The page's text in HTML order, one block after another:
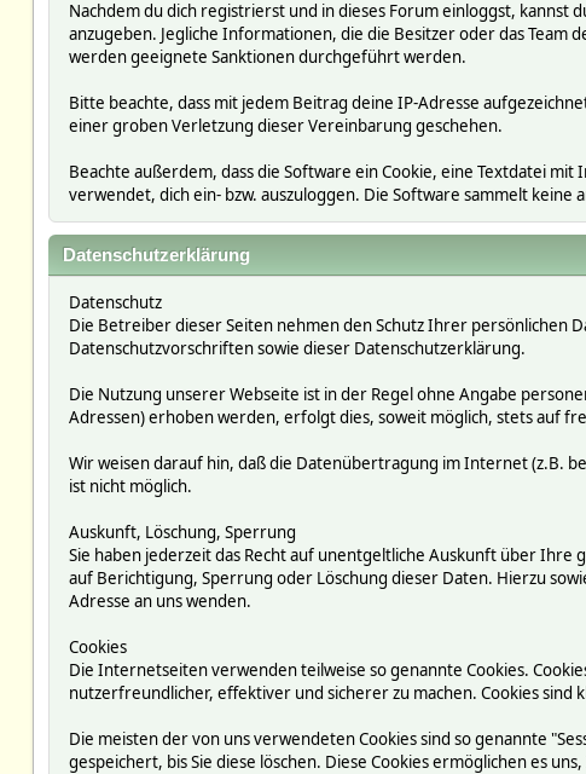
Nachdem du dich registrierst und in dieses Forum einloggst,
anzugeben. Jegliche Informationen, die die Besitzer oder das
werden geeignete Sanktionen durchgeführt werden.
Bitte beachte, dass mit jedem Beitrag deine IP-Adresse
einer groben Verletzung dieser Vereinbarung geschehen.
Beachte außerdem, dass die Software ein Cookie, eine Textdatei
verwendet, dich ein- bzw. auszuloggen. Die Software sammelt
Datenschutzerklärung
Datenschutz
Die Betreiber dieser Seiten nehmen den Schutz Ihrer persönlichen
Datenschutzvorschriften sowie dieser Datenschutzerklärung.
Die Nutzung unserer Webseite ist in der Regel ohne Angabe
Adressen) erhoben werden, erfolgt dies, soweit möglich, stets auf
Wir weisen darauf hin, daß die Datenübertragung im Internet (z.B.
ist nicht möglich.
Auskunft, Löschung, Sperrung
Sie haben jederzeit das Recht auf unentgeltliche Auskunft über
auf Berichtigung, Sperrung oder Löschung dieser Daten. Hierzu
Adresse an uns wenden.
Cookies
Die Internetseiten verwenden teilweise so genannte Cookies.
nutzerfreundlicher, effektiver und sicherer zu machen. Cookies
Die meisten der von uns verwendeten Cookies sind so genannte
gespeichert, bis Sie diese löschen. Diese Cookies ermöglichen es